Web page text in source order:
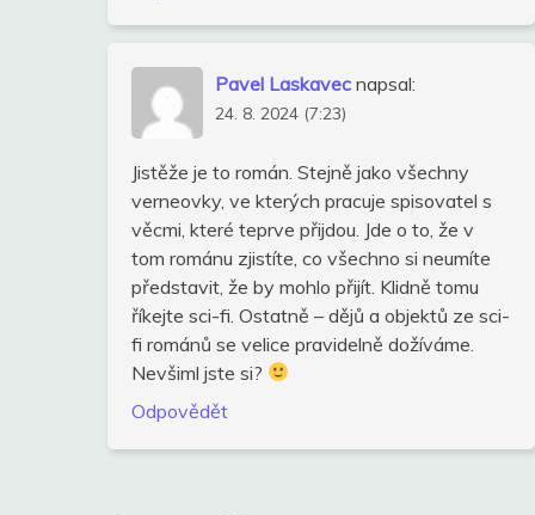
Pavel Laskavec napsal:
24. 8. 2024 (7:23)
Jistěže je to román. Stejně jako všechny
verneovky, ve kterých pracuje spisovatel s
věcmi, které teprve přijdou. Jde o to, že v
tom románu zjistíte, co všechno si neumíte
představit, že by mohlo přijít. Klidně tomu
říkejte sci-fi. Ostatně – dějů a objektů ze sci-
fi románů se velice pravidelně dožíváme.
Nevšiml jste si?
Odpovědět